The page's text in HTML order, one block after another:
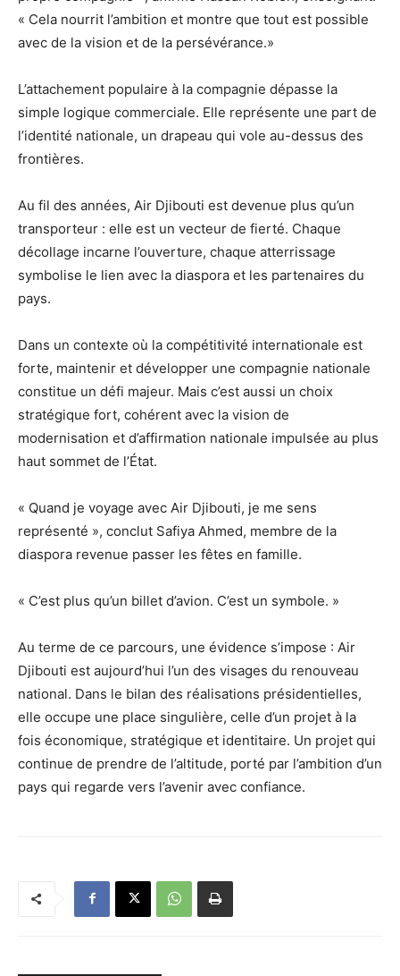
« Cela nourrit l’ambition et montre que tout est possible
avec de la vision et de la persévérance.»
L’attachement populaire à la compagnie dépasse la
simple logique commerciale. Elle représente une part de
l’identité nationale, un drapeau qui vole au-dessus des
frontières.
Au fil des années, Air Djibouti est devenue plus qu’un
transporteur : elle est un vecteur de fierté. Chaque
décollage incarne l’ouverture, chaque atterrissage
symbolise le lien avec la diaspora et les partenaires du
pays.
Dans un contexte où la compétitivité internationale est
forte, maintenir et développer une compagnie nationale
constitue un défi majeur. Mais c’est aussi un choix
stratégique fort, cohérent avec la vision de
modernisation et d’affirmation nationale impulsée au plus
haut sommet de l’État.
« Quand je voyage avec Air Djibouti, je me sens
représenté », conclut Safiya Ahmed, membre de la
diaspora revenue passer les fêtes en famille.
« C’est plus qu’un billet d’avion. C’est un symbole. »
Au terme de ce parcours, une évidence s’impose : Air
Djibouti est aujourd’hui l’un des visages du renouveau
national. Dans le bilan des réalisations présidentielles,
elle occupe une place singulière, celle d’un projet à la
fois économique, stratégique et identitaire. Un projet qui
continue de prendre de l’altitude, porté par l’ambition d’un
pays qui regarde vers l’avenir avec confiance.